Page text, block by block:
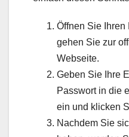
Öffnen Sie Ihren
gehen Sie zur
Webseite.
Geben Sie Ihre
Passwort in die
ein und klicken
Nachdem Sie